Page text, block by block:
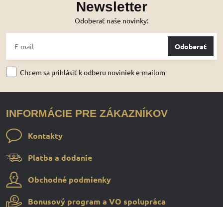
Newsletter
Odoberať naše novinky:
Odoberať
Chcem sa prihlásiť k odberu noviniek e-mailom
INFORMÁCIE PRE ZÁKAZNÍKOV
Kontakty
Platba a dodanie
Obchodné podmienky
Bonusový program a VO spolupráca